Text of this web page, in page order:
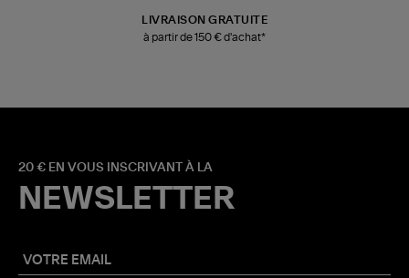
LIVRAISON GRATUITE
à partir de 150 € d'achat*
20 € EN VOUS INSCRIVANT À LA
NEWSLETTER